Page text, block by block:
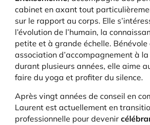
cabinet en axant tout
sur le rapport au corps. Elle
l’évolution de l’humain, la
petite et à grande échelle. Bénévole
association d’accompagnement à
durant plusieurs années, elle aime
faire du yoga et profiter du silence.
Après vingt années de conseil en
Laurent est actuellement en
professionnelle pour devenir